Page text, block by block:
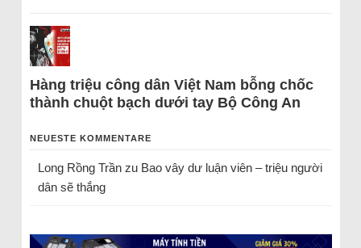
Hàng triệu công dân Việt Nam bỗng chốc
thành chuột bạch dưới tay Bộ Công An
NEUESTE KOMMENTARE
Long Rồng Trầnzu Bao vây dư luận viên – triệu người
dân sẽ thắng